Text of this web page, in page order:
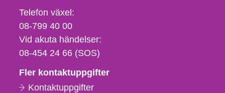
Telefon,
fax
och
e-
Telefon växel:
08-799 40 00
Vid akuta händelser:
08-454 24 66 (SOS)
Fler kontaktuppgifter
Kontaktuppgifter